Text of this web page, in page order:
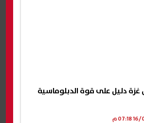
غزة دليل على قوة الدبلوماسية